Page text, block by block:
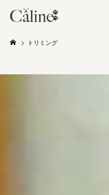
トリミング